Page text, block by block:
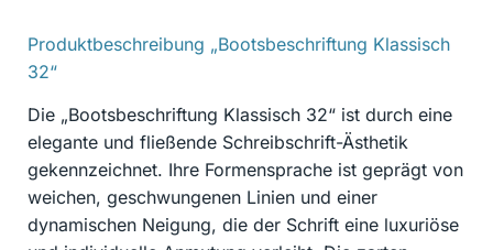
Produktbeschreibung „Bootsbeschriftung Klassisch
32“
Die „Bootsbeschriftung Klassisch 32“ ist durch eine
elegante und fließende Schreibschrift-Ästhetik
gekennzeichnet. Ihre Formensprache ist geprägt von
weichen, geschwungenen Linien und einer
dynamischen Neigung, die der Schrift eine luxuriöse